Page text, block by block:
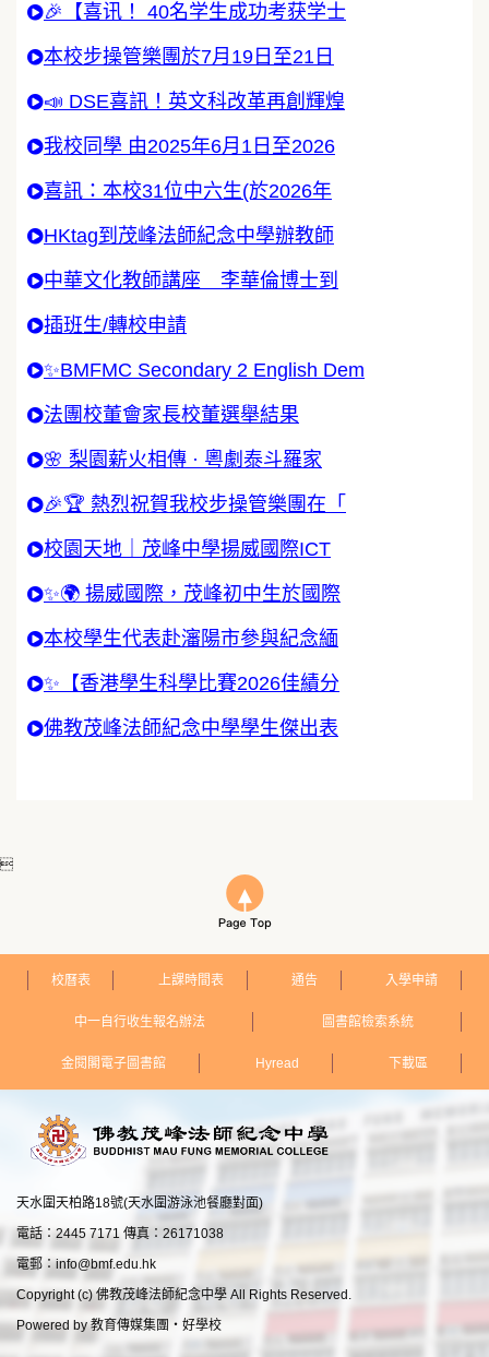
🎉【喜讯！ 40名学生成功考获学士
本校步操管樂團於7月19日至21日
📣 DSE喜訊！英文科改革再創輝煌
我校同學 由2025年6月1日至2026
喜訊：本校31位中六生(於2026年
HKtag到茂峰法師紀念中學辦教師
中華文化教師講座 李華倫博士到
插班生/轉校申請
✨BMFMC Secondary 2 English Dem
法團校董會家長校董選舉結果
🌸 梨園薪火相傳 · 粵劇泰斗羅家
🎉🏆 熱烈祝賀我校步操管樂團在「
校園天地｜茂峰中學揚威國際ICT
✨🌍 揚威國際，茂峰初中生於國際
本校學生代表赴瀋陽市參與紀念緬
✨【香港學生科學比賽2026佳績分
佛教茂峰法師紀念中學學生傑出表

校曆表 上課時間表 通告 入學申請
中一自行收生報名辦法 圖書館檢索系統
金閱閣電子圖書館 Hyread 下載區
天水圍天柏路18號(天水圍游泳池餐廳對面)
電話：2445 7171 傳真：26171038
電郵：info@bmf.edu.hk
Copyright (c) 佛教茂峰法師紀念中學 All Rights Reserved.
Powered by教育傳媒集團 ‧ 好學校